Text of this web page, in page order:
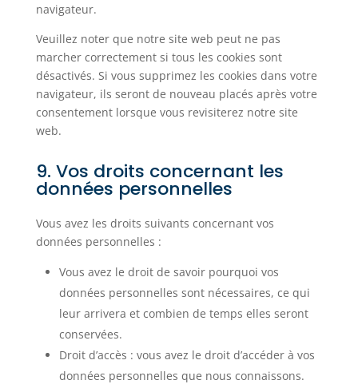
navigateur.
Veuillez noter que notre site web peut ne pas
marcher correctement si tous les cookies sont
désactivés. Si vous supprimez les cookies dans votre
navigateur, ils seront de nouveau placés après votre
consentement lorsque vous revisiterez notre site
web.
9. Vos droits concernant les
données personnelles
Vous avez les droits suivants concernant vos
données personnelles :
Vous avez le droit de savoir pourquoi vos
données personnelles sont nécessaires, ce qui
leur arrivera et combien de temps elles seront
conservées.
Droit d’accès : vous avez le droit d’accéder à vos
données personnelles que nous connaissons.